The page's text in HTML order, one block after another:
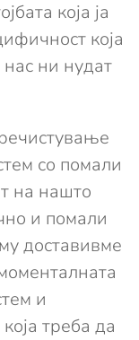
која ја
која
ни нудат
со помали
на нашто
и помали
доставивме
и
треба да